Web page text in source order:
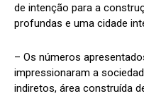
de intenção para a
profundas e uma cidade
– Os números
impressionaram a
indiretos, área construída